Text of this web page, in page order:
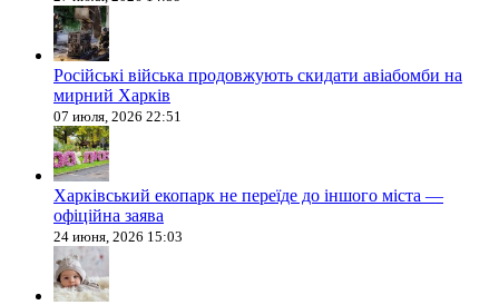
Російські війська продовжують скидати авіабомби на
мирний Харків
07 июля, 2026 22:51
Харківський екопарк не переїде до іншого міста —
офіційна заява
24 июня, 2026 15:03